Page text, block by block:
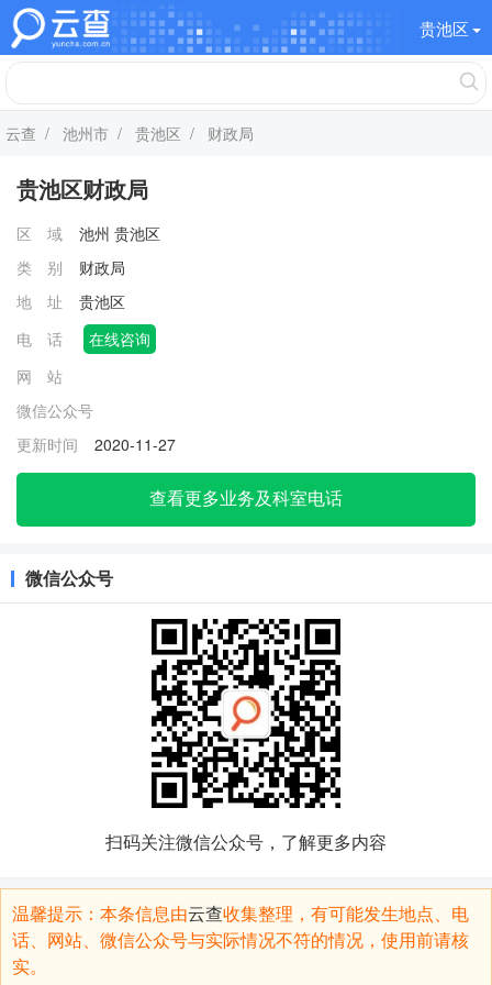
贵池区
云查 / 池州市 / 贵池区 / 财政局
贵池区财政局
区 域 池州 贵池区
类 别
财政局
地 址
贵池区
电 话
在线咨询
网 站
微信公众号
更新时间
2020-11-27
查看更多业务及科室电话
微信公众号
扫码关注微信公众号，了解更多内容
温馨提示：本条信息由云查收集整理，有可能发生地点、电
话、网站、微信公众号与实际情况不符的情况，使用前请核
实。